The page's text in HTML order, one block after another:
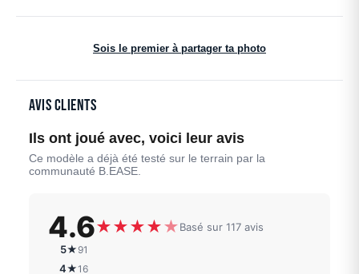
Sois le premier à partager ta photo
Avis clients
Ils ont joué avec, voici leur avis
Ce modèle a déjà été testé sur le terrain par la
communauté B.EASE.
4.6★★★★★Basé sur 117 avis
5★ 91
4★16